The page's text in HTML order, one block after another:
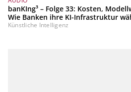
banKIng³ – Folge 33: Kosten,
Wie Banken ihre KI-Infrastruktur
Künstliche Intelligenz